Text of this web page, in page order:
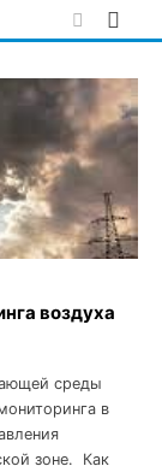
воздуха
среды
в
зоне. Как